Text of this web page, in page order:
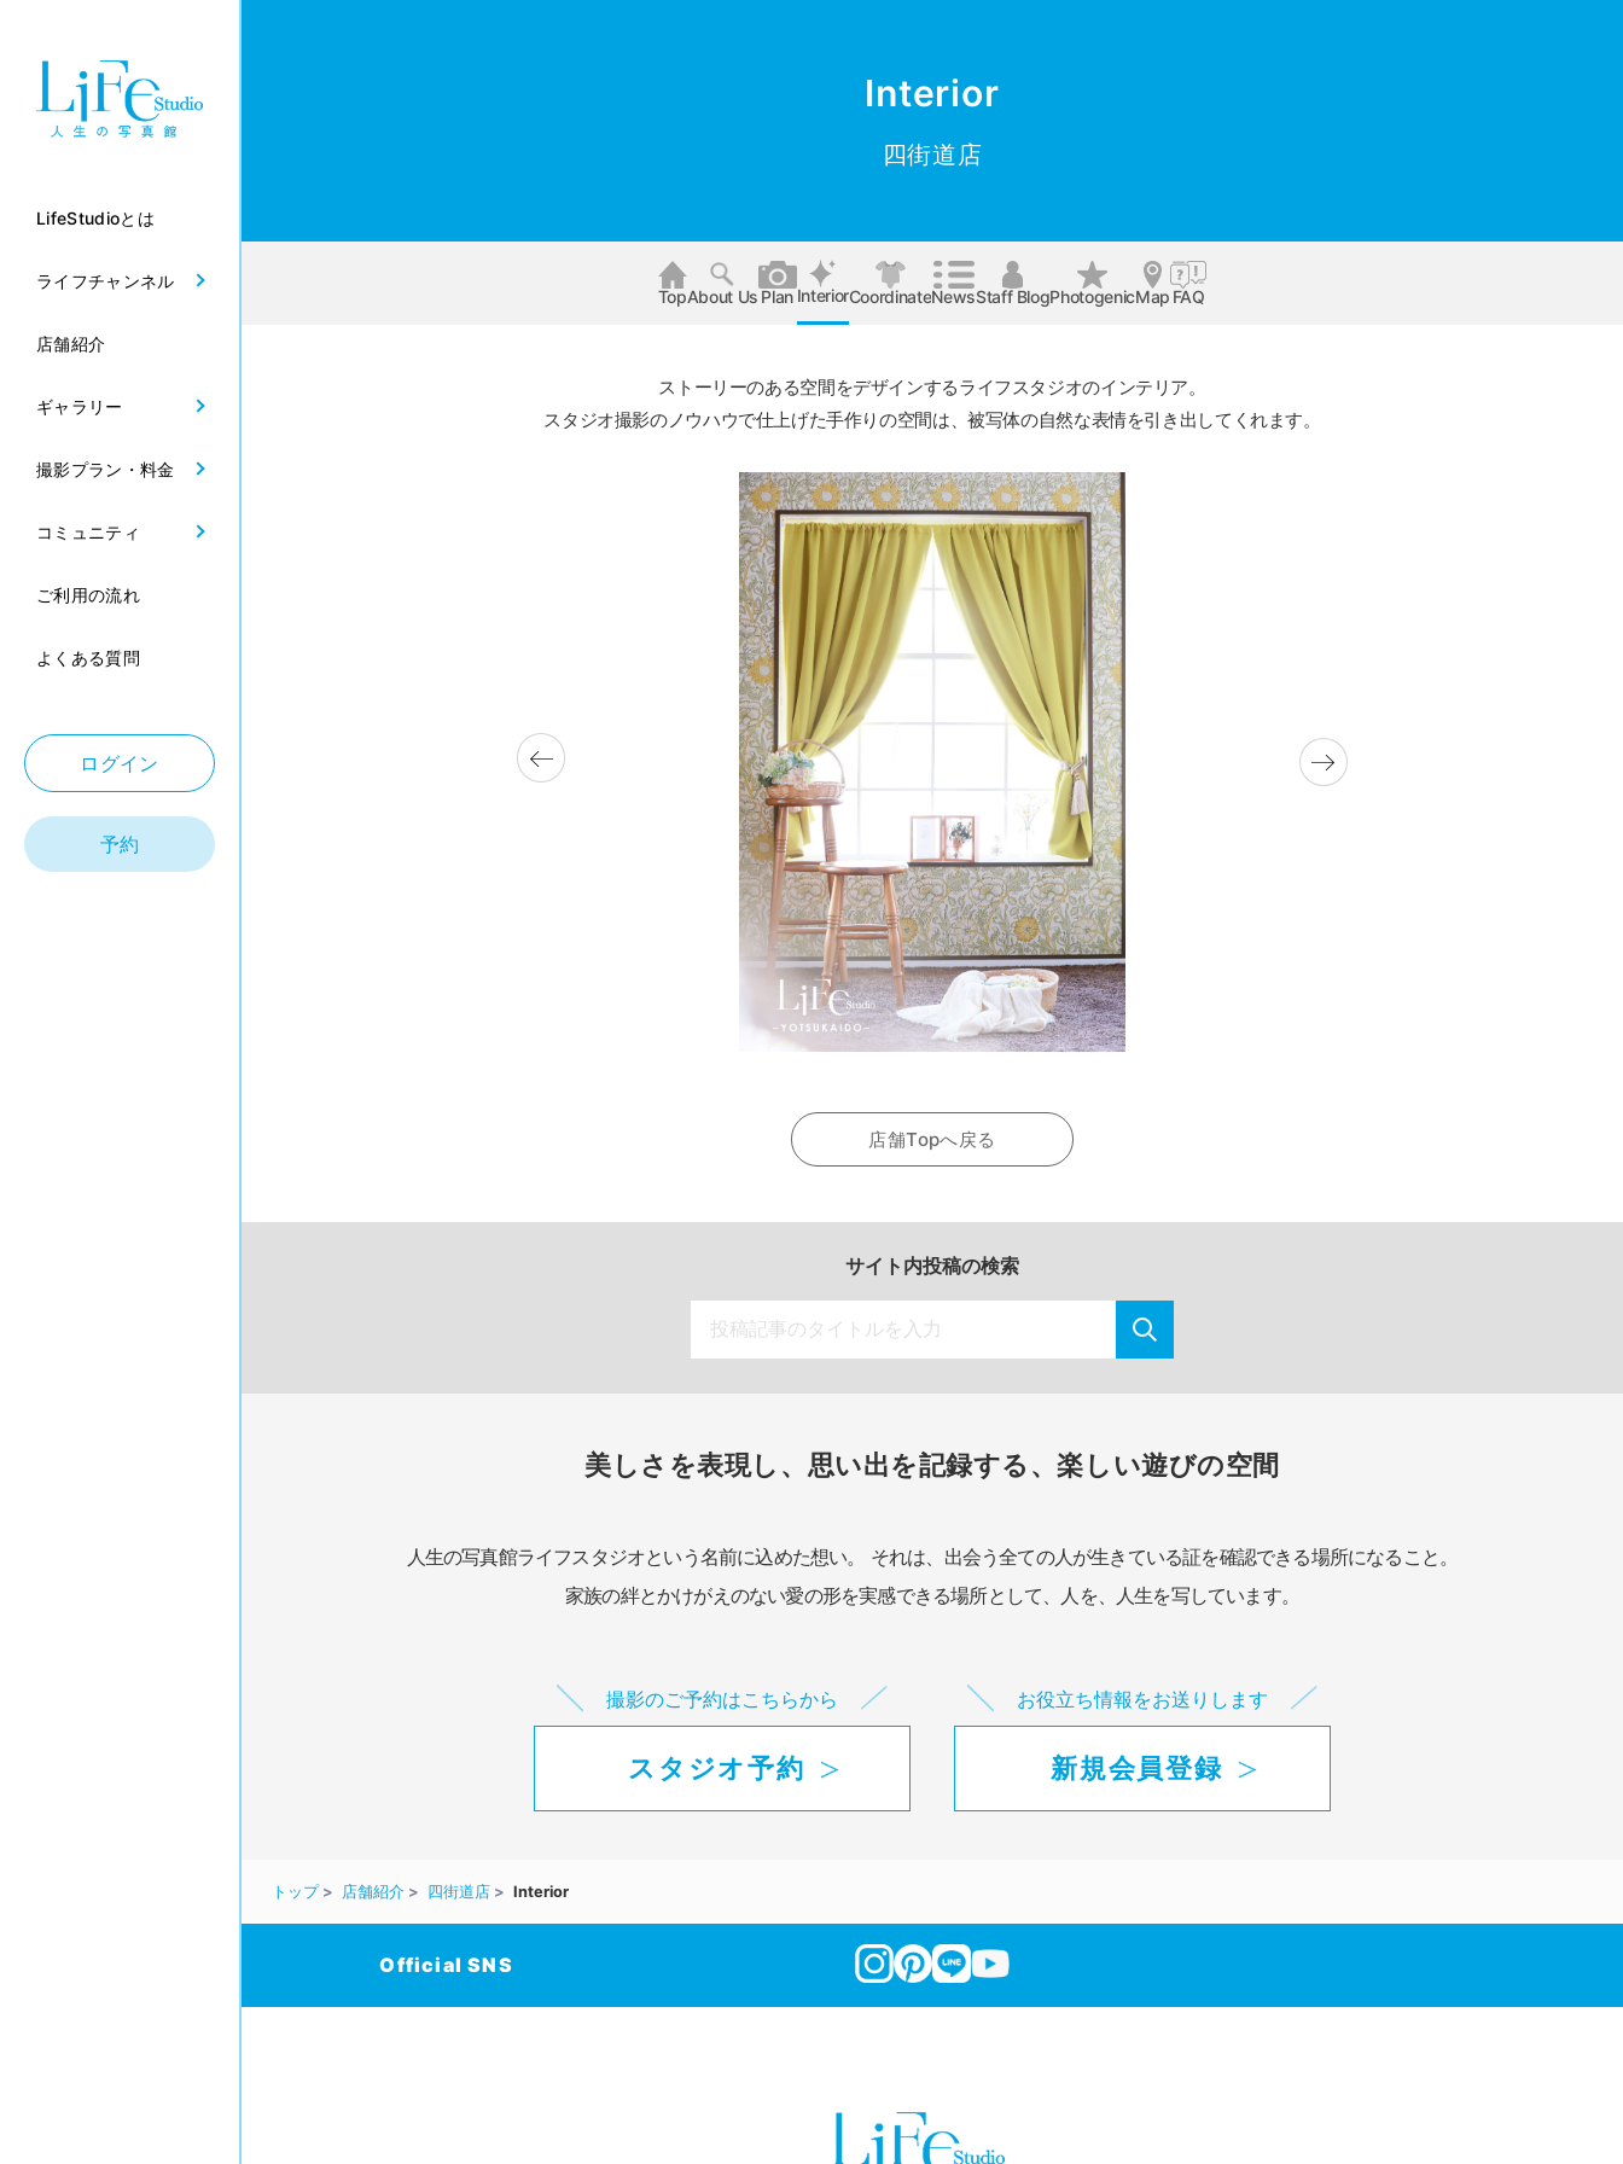
LifeStudioとは
ライフチャンネル
店舗紹介
ギャラリー
撮影プラン・料金
コミュニティ
ご利用の流れ
よくある質問
ログイン
予約
Interior
四街道店
TopAbout Us PlanInteriorCoordinateNewsStaff BlogPhotogenicMap FAQ
ストーリーのある空間をデザインするライフスタジオのインテリア。
スタジオ撮影のノウハウで仕上げた手作りの空間は、被写体の自然な表情を引き出してくれます。
店舗Topへ戻る
サイト内投稿の検索
美しさを表現し、思い出を記録する、楽しい遊びの空間
人生の写真館ライフスタジオという名前に込めた想い。
それは、出会う全ての人が生きている証を確認できる場所になること。
家族の絆とかけがえのない愛の形を実感できる場所として、
人を、人生を写しています。
撮影のご予約はこちらから
スタジオ予約
お役立ち情報をお送りします
新規会員登録
トップ 店舗紹介 四街道店 Interior
Official SNS